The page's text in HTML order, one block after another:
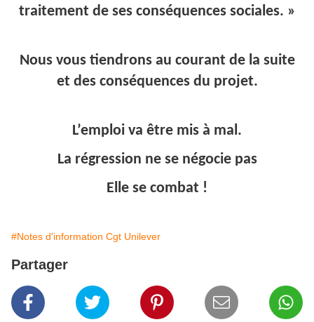
traitement de ses conséquences sociales. »
Nous vous tiendrons au courant de la suite
et des conséquences du projet.
L’emploi va être mis à mal.
La régression ne se négocie pas
Elle se combat !
#Notes d'information Cgt Unilever
Partager